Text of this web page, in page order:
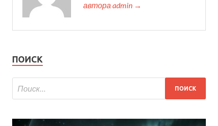
автора admin →
ПОИСК